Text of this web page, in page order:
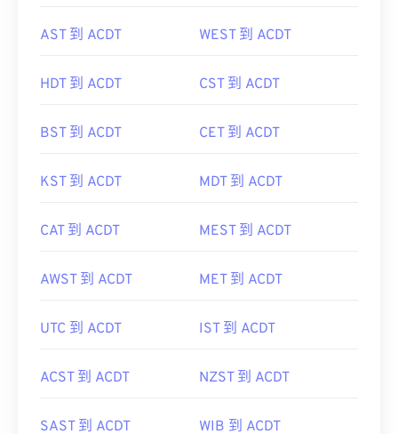
AST 到 ACDT WEST 到 ACDT
HDT 到 ACDT CST 到 ACDT
BST 到 ACDT CET 到 ACDT
KST 到 ACDT MDT 到 ACDT
CAT 到 ACDT MEST 到 ACDT
AWST 到 ACDT MET 到 ACDT
UTC 到 ACDT IST 到 ACDT
ACST 到 ACDT NZST 到 ACDT
SAST 到 ACDT WIB 到 ACDT